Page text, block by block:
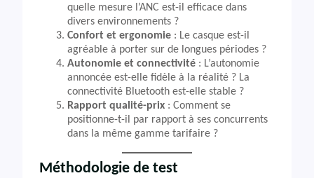
quelle mesure l’ANC est-il efficace dans
divers environnements ?
Confort et ergonomie : Le casque est-il
agréable à porter sur de longues périodes ?
Autonomie et connectivité : L’autonomie
annoncée est-elle fidèle à la réalité ? La
connectivité Bluetooth est-elle stable ?
Rapport qualité-prix : Comment se
positionne-t-il par rapport à ses concurrents
dans la même gamme tarifaire ?
Méthodologie de test